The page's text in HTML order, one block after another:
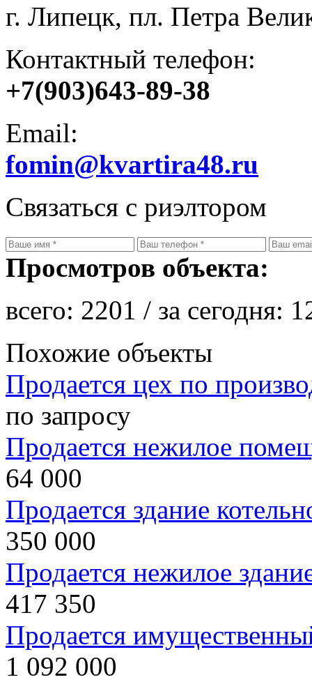
г. Липецк, пл. Петра
Контактный телефон:
+7(903)643-89-38
Email:
fomin@kvartira48.ru
Связаться с риэлтором
Просмотров объекта:
всего: 2201 / за сегодня:
Похожие объекты
Продается цех по
по запросу
Продается нежилое
64 000
Продается здание
350 000
Продается нежилое
417 350
Продается
1 092 000